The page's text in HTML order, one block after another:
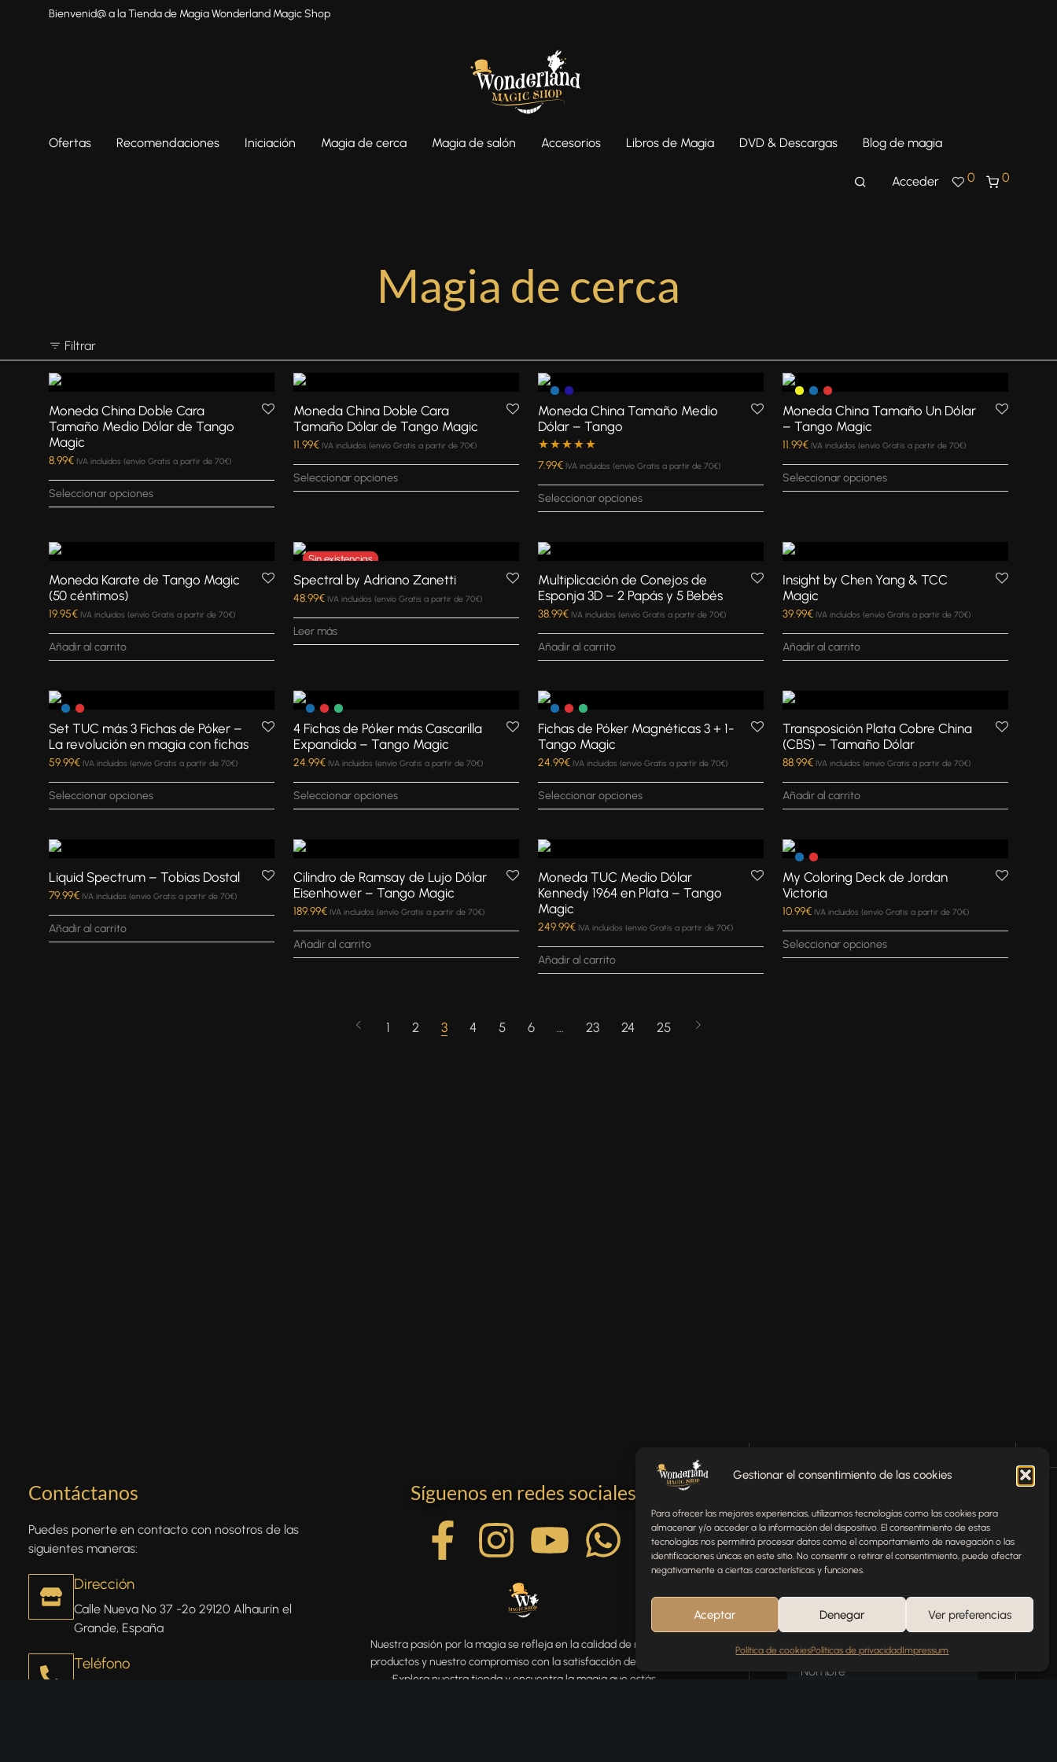
Gestionar el consentimiento de las cookies
Para ofrecer las mejores experiencias, utilizamos tecnologías como las cookies para
almacenar y/o acceder a la información del dispositivo. El consentimiento de estas
tecnologías nos permitirá procesar datos como el comportamiento de navegación o las
identificaciones únicas en este sitio. No consentir o retirar el consentimiento, puede afectar
negativamente a ciertas características y funciones.
Aceptar Denegar Ver preferencias
Política de cookiesPolíticas de privacidadImpressum
Bienvenid@ a la Tienda de Magia Wonderland Magic Shop
Ofertas Recomendaciones Iniciación Magia de cerca Magia de salón Accesorios Libros de Magia DVD & Descargas Blog de magia
Acceder 0 0
Magia de cerca
Filtrar
Moneda China Doble Cara
Tamaño Medio Dólar de Tango
Magic
8.99€ IVA incluidos (envío Gratis a partir de 70€)
Seleccionar opciones
Moneda China Doble Cara
Tamaño Dólar de Tango Magic
11.99€ IVA incluidos (envío Gratis a partir de 70€)
Seleccionar opciones
Moneda China Tamaño Medio
Dólar – Tango
Valorado con
5.00de 5
7.99€ IVA incluidos (envío Gratis a partir de 70€)
Seleccionar opciones
Moneda China Tamaño Un Dólar
– Tango Magic
11.99€ IVA incluidos (envío Gratis a partir de 70€)
Seleccionar opciones
Moneda Karate de Tango Magic
(50 céntimos)
19.95€ IVA incluidos (envío Gratis a partir de 70€)
Añadir al carrito
Spectral by Adriano Zanetti
48.99€ IVA incluidos (envío Gratis a partir de 70€)
Leer más
Multiplicación de Conejos de
Esponja 3D – 2 Papás y 5 Bebés
38.99€ IVA incluidos (envío Gratis a partir de 70€)
Añadir al carrito
Insight by Chen Yang & TCC
Magic
39.99€ IVA incluidos (envío Gratis a partir de 70€)
Añadir al carrito
Set TUC más 3 Fichas de Póker –
La revolución en magia con fichas
59.99€ IVA incluidos (envío Gratis a partir de 70€)
Seleccionar opciones
4 Fichas de Póker más Cascarilla
Expandida – Tango Magic
24.99€ IVA incluidos (envío Gratis a partir de 70€)
Seleccionar opciones
Fichas de Póker Magnéticas 3 + 1-
Tango Magic
24.99€ IVA incluidos (envío Gratis a partir de 70€)
Seleccionar opciones
Transposición Plata Cobre China
(CBS) – Tamaño Dólar
88.99€ IVA incluidos (envío Gratis a partir de 70€)
Añadir al carrito
Liquid Spectrum – Tobias Dostal
79.99€ IVA incluidos (envío Gratis a partir de 70€)
Añadir al carrito
Cilindro de Ramsay de Lujo Dólar
Eisenhower – Tango Magic
189.99€ IVA incluidos (envío Gratis a partir de 70€)
Añadir al carrito
Moneda TUC Medio Dólar
Kennedy 1964 en Plata – Tango
Magic
249.99€ IVA incluidos (envío Gratis a partir de 70€)
Añadir al carrito
My Coloring Deck de Jordan
Victoria
10.99€ IVA incluidos (envío Gratis a partir de 70€)
Seleccionar opciones
1 2 3 4 5 6 … 23 24 25
Contáctanos
Puedes ponerte en contacto con nosotros de las
siguientes maneras:
Dirección
Calle Nueva Nº 37 -2º 29120 Alhaurín el
Grande, España
Teléfono
Síguenos en redes sociales
Nuestra pasión por la magia se refleja en la calidad de nuestros
productos y nuestro compromiso con la satisfacción del cliente.
¡Explora nuestra tienda y encuentra la magia que estás
Envíenos un mensaje
¿Tienes alguna pregunta,
comentario o necesitas ayuda
con tu pedido? Estamos aquí
para ayudarte.
NOMBRE